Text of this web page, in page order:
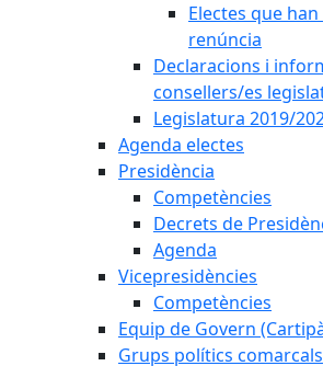
Electes que
renúncia
Declaracions i
consellers/es
Legislatura 2019/
Agenda electes
Presidència
Competències
Decrets de
Agenda
Vicepresidències
Competències
Equip de Govern
Grups polítics comarcals